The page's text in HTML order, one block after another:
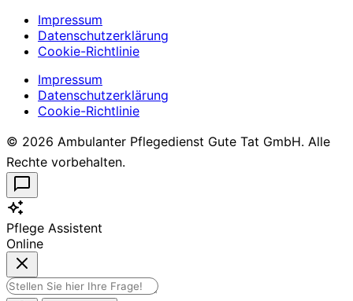
Impressum
Datenschutzerklärung
Cookie-Richtlinie
Impressum
Datenschutzerklärung
Cookie-Richtlinie
© 2026 Ambulanter Pflegedienst Gute Tat GmbH. Alle
Rechte vorbehalten.
Pflege Assistent
Online